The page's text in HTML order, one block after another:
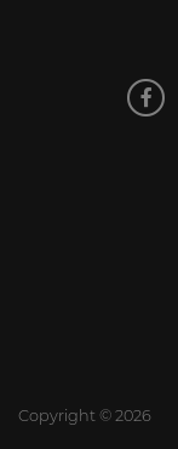
Copyright © 2026